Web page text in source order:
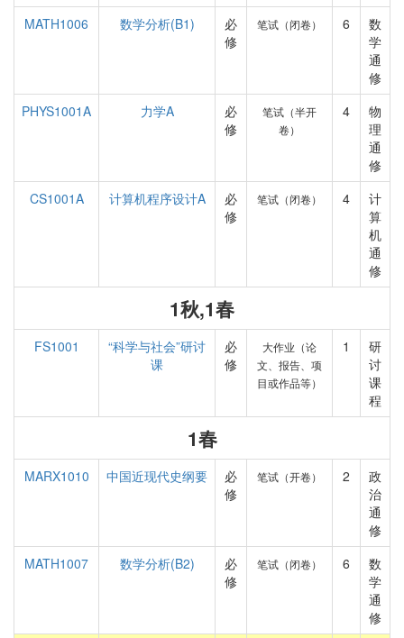
MATH1006
数学分析(B1)
必
修
笔试（闭卷） 6
数
学
通
修
PHYS1001A
力学A
必
修
笔试（半开
卷）
4
物
理
通
修
CS1001A
计算机程序设计A
必
修
笔试（闭卷） 4
计
算
机
通
修
1秋,1春
FS1001
“科学与社会”研讨
课
必
修
大作业（论
文、报告、项
目或作品等）
1
研
讨
课
程
1春
MARX1010 中国近现代史纲要
必
修
笔试（开卷） 2
政
治
通
修
MATH1007
数学分析(B2)
必
修
笔试（闭卷） 6
数
学
通
修